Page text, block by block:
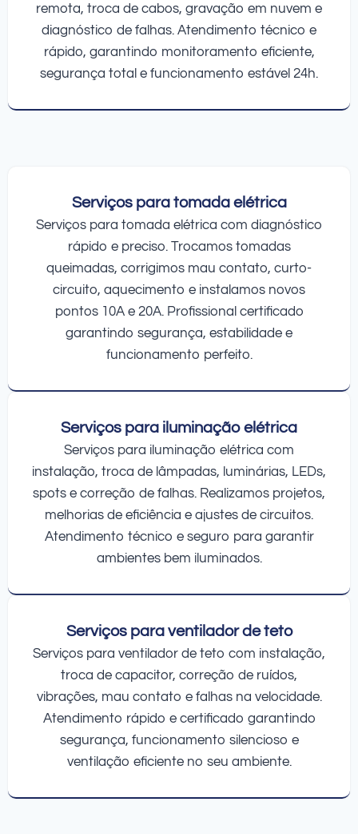
remota, troca de cabos, gravação em nuvem e
diagnóstico de falhas. Atendimento técnico e
rápido, garantindo monitoramento eficiente,
segurança total e funcionamento estável 24h.
Serviços para tomada elétrica
Serviços para tomada elétrica com diagnóstico
rápido e preciso. Trocamos tomadas
queimadas, corrigimos mau contato, curto-
circuito, aquecimento e instalamos novos
pontos 10A e 20A. Profissional certificado
garantindo segurança, estabilidade e
funcionamento perfeito.
Serviços para iluminação elétrica
Serviços para iluminação elétrica com
instalação, troca de lâmpadas, luminárias, LEDs,
spots e correção de falhas. Realizamos projetos,
melhorias de eficiência e ajustes de circuitos.
Atendimento técnico e seguro para garantir
ambientes bem iluminados.
Serviços para ventilador de teto
Serviços para ventilador de teto com instalação,
troca de capacitor, correção de ruídos,
vibrações, mau contato e falhas na velocidade.
Atendimento rápido e certificado garantindo
segurança, funcionamento silencioso e
ventilação eficiente no seu ambiente.